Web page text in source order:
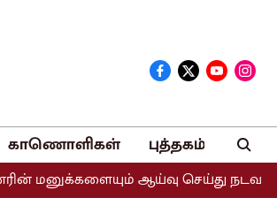
காணொளிகள் புத்தகம்
ஆய்வு செய்து நடவடிக்கை